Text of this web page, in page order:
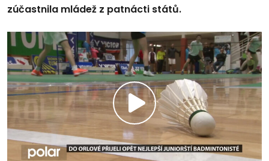
zúčastnila mládež z patnácti států.
Přehrát
video